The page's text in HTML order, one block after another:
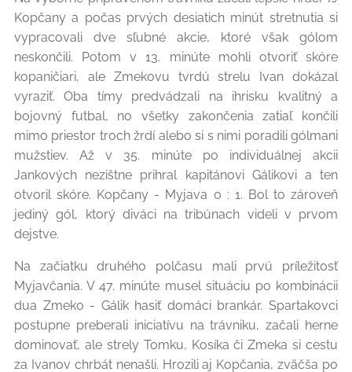
Kopčany a počas prvých desiatich minút stretnutia si
vypracovali dve sľubné akcie, ktoré však gólom
neskončili. Potom v 13. minúte mohli otvoriť skóre
kopaničiari, ale Zmekovu tvrdú strelu Ivan dokázal
vyraziť. Oba tímy predvádzali na ihrisku kvalitný a
bojovný futbal, no všetky zakončenia zatiaľ končili
mimo priestor troch žrdí alebo si s nimi poradili gólmani
mužstiev. Až v 35. minúte po individuálnej akcii
Jankových nezištne prihral kapitánovi Gálikovi a ten
otvoril skóre. Kopčany - Myjava 0 : 1. Bol to zároveň
jediný gól, ktorý diváci na tribúnach videli v prvom
dejstve.
Na začiatku druhého polčasu mali prvú príležitosť
Myjavčania. V 47. minúte musel situáciu po kombinácii
dua Zmeko - Gálik hasiť domáci brankár. Spartakovci
postupne preberali iniciatívu na trávniku, začali herne
dominovať, ale strely Tomku, Kosíka či Zmeka si cestu
za Ivanov chrbát nenašli. Hrozili aj Kopčania, zväčša po